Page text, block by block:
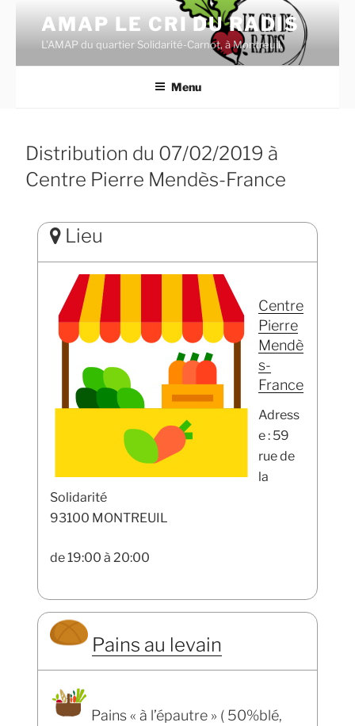
contenu
principal
AMAP LE CRI DU RADIS
L'AMAP du quartier Solidarité-Carnot, à Montreuil.
Menu
Distribution du 07/02/2019 à
Centre Pierre Mendès-France
Lieu
Centre
Pierre
Mendè
s-
France
Adress
e : 59
rue de
la
Solidarité
93100 MONTREUIL
de 19:00 à 20:00
Pains au levain
Pains « à l’épautre » ( 50%blé,